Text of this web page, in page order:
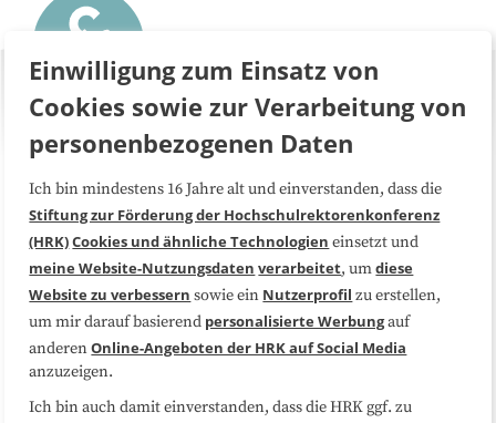
Über uns FAQ
Medienarbeit Kooperationen
Datenschutzerklärung Impressum
Sitemap
Einwilligung zum Einsatz von
Cookies sowie zur Verarbeitung von
personenbezogenen Daten
Ich bin mindestens 16 Jahre alt und einverstanden, dass die
Stiftung zur Förderung der Hochschulrektorenkonferenz
(HRK)Cookies und ähnliche Technologien einsetzt und
meine Website-Nutzungsdaten verarbeitet, umdiese
Website zu verbessern sowie ein Nutzerprofil zu erstellen,
um mir darauf basierend personalisierte Werbungauf
anderenOnline-Angeboten der HRK auf Social Media
anzuzeigen.
Ich bin auch damit einverstanden, dass die HRK ggf. zu